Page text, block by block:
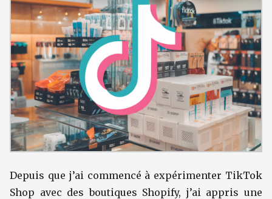
Depuis que j’ai commencé à expérimenter TikTok
Shop avec des boutiques Shopify, j’ai appris une